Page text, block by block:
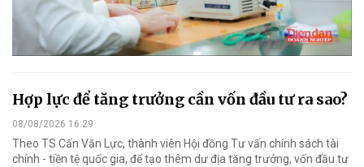
Hợp lực để tăng trưởng cần vốn đầu tư ra sao?
08/08/2026 16:29
Theo TS Cấn Văn Lực, thành viên Hội đồng Tư vấn chính sách tài
chính - tiền tệ quốc gia, để tạo thêm dư địa tăng trưởng, vốn đầu tư